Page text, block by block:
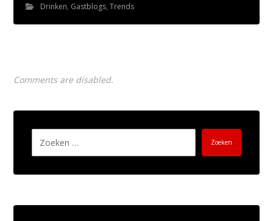
Drinken, Gastblogs,Trends
Comments are disabled.
Zoeken